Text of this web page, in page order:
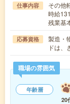
仕事内容
その他
時給
残業基
応募資格
製造・
ドは
職場の雰囲気
年齢層
20